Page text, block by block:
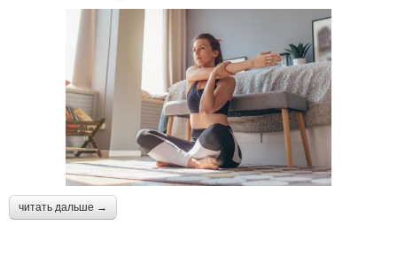
читать дальше →